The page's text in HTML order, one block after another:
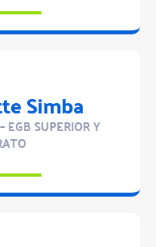
Simba
EGB SUPERIOR Y